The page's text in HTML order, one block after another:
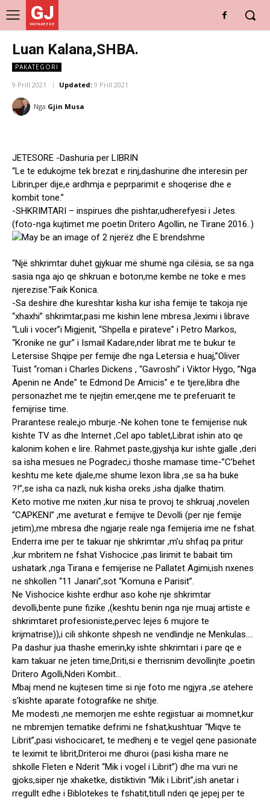
GJ
DRITARE E RE
Luan Kalana,SHBA.
PAKATEGORI
9 Prill 2021 Updated: 9 Prill 2021
Nga Gjin Musa
JETESORE -Dashuria per LIBRIN
“Le te edukojme tek brezat e rinj,dashurine dhe interesin per
Librin,per dije,e ardhmja e peprparimit e shoqerise dhe e
kombit tone.”
-SHKRIMTARI – inspirues dhe pishtar,udherefyesi i Jetes.
(foto-nga kujtimet me poetin Dritero Agollin, ne Tirane 2016..)
“Një shkrimtar duhet gjykuar më shumë nga cilësia, se sa nga
sasia nga ajo qe shkruan e boton,me kembe ne toke e mes
njerezise.”Faik Konica.
-Sa deshire dhe kureshtar kisha kur isha femije te takoja nje
“xhaxhi” shkrimtar,pasi me kishin lene mbresa ,leximi i librave
“Luli i vocer”i Migjenit, “Shpella e pirateve” i Petro Markos,
“Kronike ne gur” i Ismail Kadare,nder librat me te bukur te
Letersise Shqipe per femije dhe nga Letersia e huaj,”Oliver
Tuist “roman i Charles Dickens , “Gavroshi” i Viktor Hygo, ”Nga
Apenin ne Ande” te Edmond De Amicis” e te tjere,libra dhe
personazhet me te njejtin emer,qene me te preferuarit te
femijrise time.
Prarantese reale,jo mburje.-Ne kohen tone te femijerise nuk
kishte TV as dhe Internet ,Cel apo tablet,Librat ishin ato qe
kalonim kohen e lire. Rahmet paste,gjyshja kur ishte gjalle ,deri
sa isha mesues ne Pogradec,i thoshe mamase time-”C’behet
keshtu me kete djale,me shume lexon libra ,se sa ha buke
?!”,se isha ca nazli, nuk kisha oreks ,isha djalke thatim.
Keto motive me nxiten ,kur nisa te provoj te shkruaj ,novelen
“CAPKENI” ,me aveturat e femijve te Devolli (per nje femije
jetim),me mbresa dhe ngjarje reale nga femijeria ime ne fshat.
Enderra ime per te takuar nje shkrimtar ,m’u shfaq pa pritur
,kur mbritem ne fshat Vishocice ,pas lirimit te babait tim
ushatark ,nga Tirana e femijerise ne Pallatet Agimi,ish nxenes
ne shkollen “11 Janari”,sot “Komuna e Parisit”.
Ne Vishocice kishte erdhur aso kohe nje shkrimtar
devolli,bente pune fizike ,(keshtu benin nga nje muaj artiste e
shkrimtaret profesioniste,pervec lejes 6 mujore te
krijmatrise)),i cili shkonte shpesh ne vendlindje ne Menkulas….
Pa dashur jua thashe emerin,ky ishte shkrimtari i pare qe e
kam takuar ne jeten time,Driti,si e therrisnim devollinjte ,poetin
Dritero Agolli,Nderi Kombit…
Mbaj mend ne kujtesen time si nje foto me ngjyra ,se atehere
s’kishte aparate fotografike ne shitje.
Me modesti ,ne memorjen me eshte regjistuar ai momnet,kur
ne mbremjen tematike defrimi ne fshat,kushtuar “Miqve te
Librit”,pasi vishocicaret, te medhenj e te vegjel qene pasionate
te leximit te librit,Driteroi me dhuroi (pasi kisha mare ne
shkolle Fleten e Nderit “Mik i vogel i Librit”) dhe ma vuri ne
gjoks,siper nje xhaketke, distiktivin “Mik i Librit”,ish anetar i
rregullt edhe i Biblotekes te fshatit,titull nderi qe jepej per te